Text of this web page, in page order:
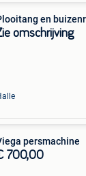
en
omschrijving
persmachine
700,00